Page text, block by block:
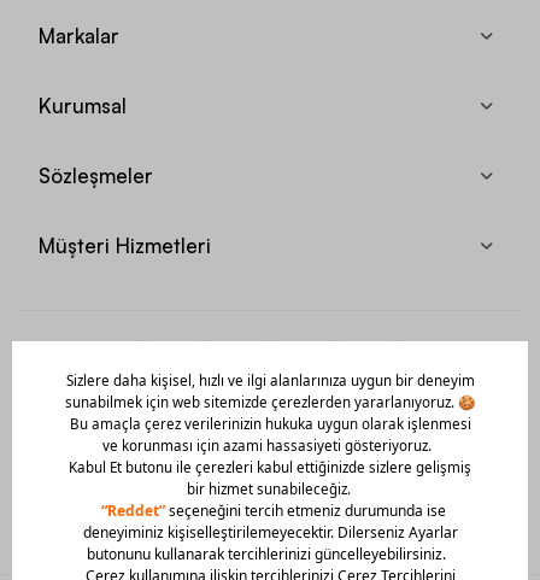
Markalar
Kurumsal
Sözleşmeler
Müşteri Hizmetleri
Mobil Uygulamamızı Hemen İndir!